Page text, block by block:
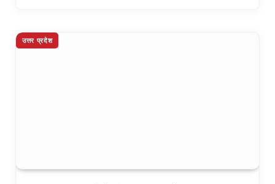
उत्तर प्रदेश